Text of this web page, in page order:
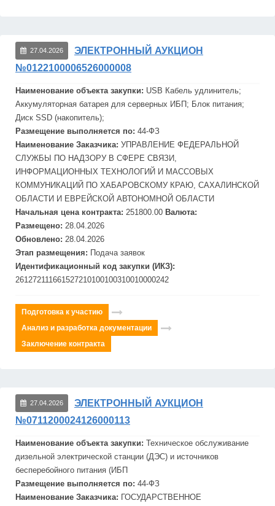
27.04.2026
ЭЛЕКТРОННЫЙ АУКЦИОН
№0122100006526000008
Наименование объекта закупки: USB Кабель удлинитель;
Аккумуляторная батарея для серверных ИБП ; Блок питания;
Диск SSD (накопитель);
Размещение выполняется по: 44-ФЗ
Наименование Заказчика: УПРАВЛЕНИЕ ФЕДЕРАЛЬНОЙ
СЛУЖБЫ ПО НАДЗОРУ В СФЕРЕ СВЯЗИ,
ИНФОРМАЦИОННЫХ ТЕХНОЛОГИЙ И МАССОВЫХ
КОММУНИКАЦИЙ ПО ХАБАРОВСКОМУ КРАЮ, САХАЛИНСКОЙ
ОБЛАСТИ И ЕВРЕЙСКОЙ АВТОНОМНОЙ ОБЛАСТИ
Начальная цена контракта: 251800.00 Валюта:
Размещено: 28.04.2026
Обновлено: 28.04.2026
Этап размещения: Подача заявок
Идентификационный код закупки (ИКЗ):
261272111661527210100100310010000242
Подготовка к участию
Анализ и разработка документации
Заключение контракта
27.04.2026
ЭЛЕКТРОННЫЙ АУКЦИОН
№0711200024126000113
Наименование объекта закупки: Техническое обслуживание
дизельной электрической станции (ДЭС) и источников
бесперебойного питания (ИБП
Размещение выполняется по: 44-ФЗ
Наименование Заказчика: ГОСУДАРСТВЕННОЕ